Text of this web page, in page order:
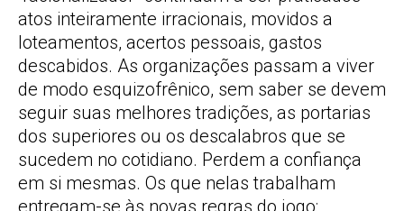
atos inteiramente irracionais, movidos a
loteamentos, acertos pessoais, gastos
descabidos. As organizações passam a viver
de modo esquizofrênico, sem saber se devem
seguir suas melhores tradições, as portarias
dos superiores ou os descalabros que se
sucedem no cotidiano. Perdem a confiança
em si mesmas. Os que nelas trabalham
entregam-se às novas regras do jogo: